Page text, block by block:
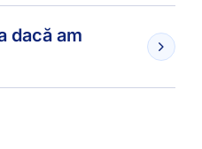
dacă am